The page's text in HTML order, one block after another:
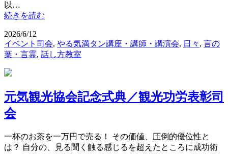
以…
続きを読む
2026/6/12
イベント司会, やる気満タン講座・講師・講演会, 日々 , 言の
葉・言霊, 話し方教室
元気観光協会記念式典／観光功労表彰司
会
一杯のお茶を一万円で売る！ その価値、圧倒的優位性と
は？ 自分の、見る聞く触る感じるを超えたところに成功術